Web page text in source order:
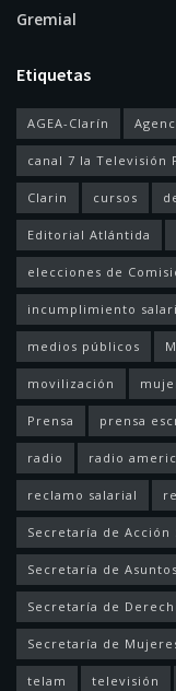
Gremial
Etiquetas
AGEA-Clarín
canal 7 la Televisión
Clarin cursos
Editorial Atlántida
elecciones de
incumplimiento
medios públicos
movilización
Prensa prensa
radio radio
reclamo salarial
Secretaría de Acción
Secretaría de
Secretaría de
Secretaría de
telam televisión